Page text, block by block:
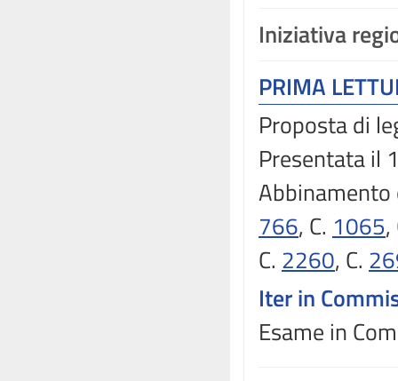
Iniziativa
PRIMA
Proposta di
Presentata il
Abbinamento
766, C. 1065,
C. 2260, C.
Iter in
Esame in